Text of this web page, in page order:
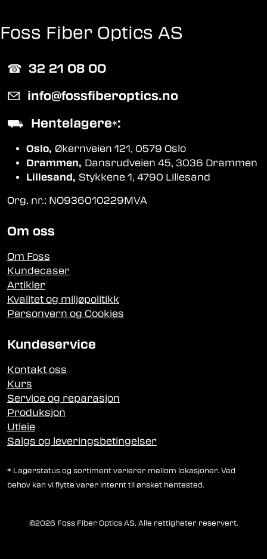
Foss Fiber Optics AS
☎︎ 32 21 08 00
✉ info@fossfiberoptics.no
⛟ Hentelagere*:
Oslo, Økernveien 121, 0579 Oslo
Drammen, Dansrudveien 45, 3036 Drammen
Lillesand, Stykkene 1, 4790 Lillesand
Org. nr.: NO936010229MVA
Om oss
Om Foss
Kundecaser
Artikler
Kvalitet og miljøpolitikk
Personvern og Cookies
Kundeservice
Kontakt oss
Kurs
Service og reparasjon
Produksjon
Utleie
Salgs og leveringsbetingelser
* Lagerstatus og sortiment varierer mellom lokasjoner. Ved
behov kan vi flytte varer internt til ønsket hentested.
©2026 Foss Fiber Optics AS. Alle rettigheter reservert.